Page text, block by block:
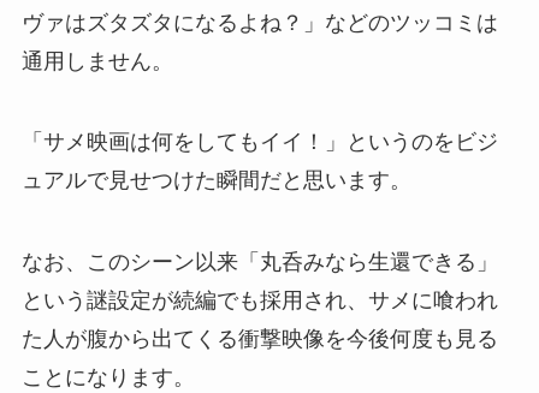
ヴァはズタズタになるよね？」などのツッコミは
通用しません。
「サメ映画は何をしてもイイ！」というのをビジ
ュアルで見せつけた瞬間だと思います。
なお、このシーン以来「丸呑みなら生還できる」
という謎設定が続編でも採用され、サメに喰われ
た人が腹から出てくる衝撃映像を今後何度も見る
ことになります。